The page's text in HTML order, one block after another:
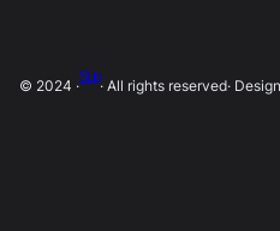
© 2024 ·
SLip
· All rights reserved·